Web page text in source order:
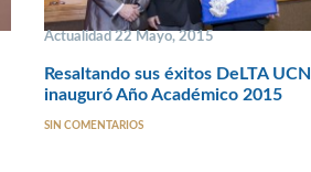
Actualidad 22 Mayo, 2015
Resaltando sus éxitos DeLTA UCN
inauguró Año Académico 2015
SIN COMENTARIOS